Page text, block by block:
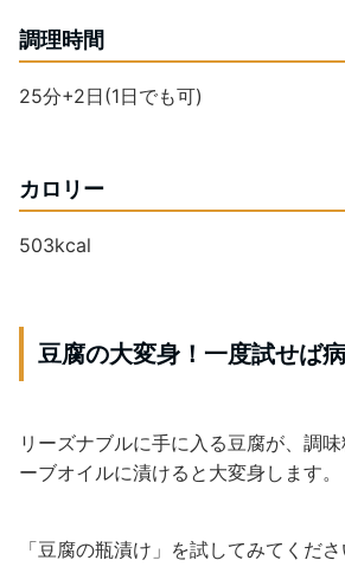
調理時間
25分+2日(1日でも可)
カロリー
503kcal
豆腐の大変身！一度試せば
リーズナブルに手に入る豆腐が、調
ーブオイルに漬けると大変身します。
「豆腐の瓶漬け」を試してみてくださ